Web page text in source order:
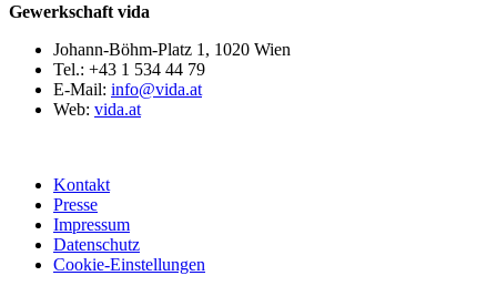
Gewerkschaft vida
Johann-Böhm-Platz 1, 1020 Wien
Tel.: +43 1 534 44 79
E-Mail: info@vida.at
Web: vida.at
Kontakt
Presse
Impressum
Datenschutz
Cookie-Einstellungen